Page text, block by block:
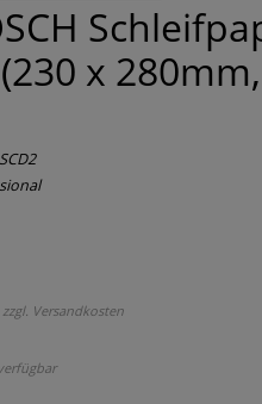
x
Versandkosten